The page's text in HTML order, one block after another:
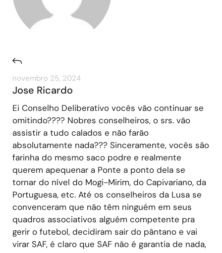
novembro 25, 2024
Jose Ricardo
Ei Conselho Deliberativo vocês vão continuar se
omitindo???? Nobres conselheiros, o srs. vão
assistir a tudo calados e não farão
absolutamente nada??? Sinceramente, vocês são
farinha do mesmo saco podre e realmente
querem apequenar a Ponte a ponto dela se
tornar do nível do Mogi-Mirim, do Capivariano, da
Portuguesa, etc. Até os conselheiros da Lusa se
convenceram que não têm ninguém em seus
quadros associativos alguém competente pra
gerir o futebol, decidiram sair do pântano e vai
virar SAF, é claro que SAF não é garantia de nada,